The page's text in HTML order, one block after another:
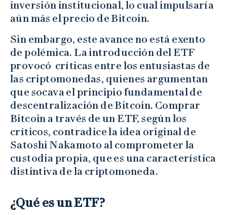
inversión institucional, lo cual impulsaría
aún más el precio de Bitcoin.
Sin embargo, este avance no está exento
de polémica. La introducción del ETF
provocó críticas entre los entusiastas de
las criptomonedas, quienes argumentan
que socava el principio fundamental de
descentralización de Bitcoin. Comprar
Bitcoin a través de un ETF, según los
críticos, contradice la idea original de
Satoshi Nakamoto al comprometer la
custodia propia, que es una característica
distintiva de la criptomoneda.
¿Qué es un ETF?